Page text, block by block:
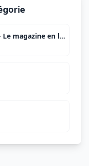
NousVousGuidons.com - Le magazine en ligne